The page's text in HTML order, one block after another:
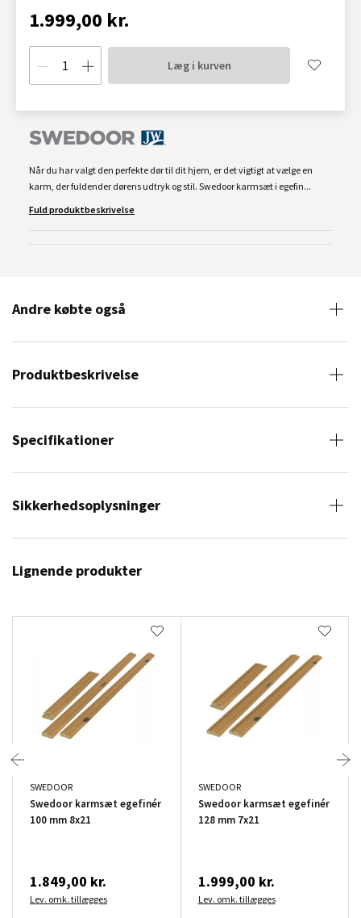
1.999,00 kr.
Læg i kurven
Når du har valgt den perfekte dør til dit hjem, er det vigtigt at vælge en
karm, der fuldender dørens udtryk og stil. Swedoor karmsæt i egefin...
Fuld produktbeskrivelse
Andre købte også
Produktbeskrivelse
Specifikationer
Sikkerhedsoplysninger
Lignende produkter
SWEDOOR
Swedoor karmsæt egefinér
100 mm 8x21
1.849,00 kr.
Lev. omk. tillægges
SWEDOOR
Swedoor karmsæt egefinér
128 mm 7x21
1.999,00 kr.
Lev. omk. tillægges